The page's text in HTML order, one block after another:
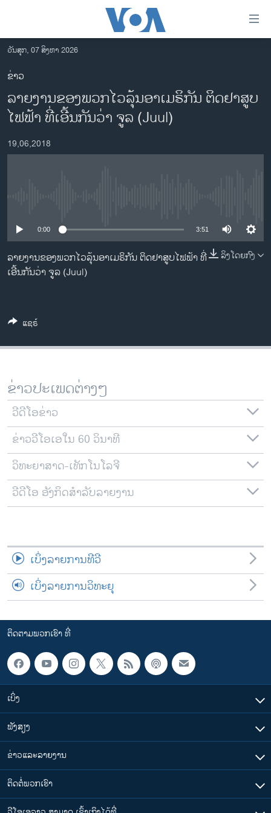
ເຂົ້າ
ຫາ
ຂ້າມ
ຂ້າມ
ຂ້າມ
ຫາ
ຊອກ
ອາເມຣິກາ
ການເລືອກຕັ້ງ ປະທານາທີບໍດີ ສະຫະລັດ 2024
ຂ່າວ​ຈີນ
ຊີວິດຊາວລາວ
ຊຸມຊົນຊາວລາວ
ວິທະຍາສາດ-ເທັກໂນໂລຈີ
ພາສາອັງກິດ
ວີດີໂອ
ລາຍການກະຈາຍສຽງ
ລາຍງານ
ຕິດຕາມພວກເຮົາ ທີ່
ພາສາຕ່າງໆ
ວັນສຸກ, 07 ສິງຫາ 2026
ຂ່າວ
ລາຍງານຂອງພວກໄວລຸ້ນອາເມຣິກັນ ຕິດຢາສູບ
ໄຟຟ້າ ທີ່ເອີ້ນກັນວ່າ ຈູລ (Juul)
19,06,2018
0:00 3:51
ລິງໂດຍກົງ
ລາຍງານຂອງພວກໄວລຸ້ນອາເມຣິກັນ ຕິດຢາສູບໄຟຟ້າ ທີ່
ເອີ້ນກັນວ່າ ຈູລ (Juul)
ແຊຣ໌
ຂ່າວປະເພດຕ່າງໆ
ວີດີໂອຂ່າວ
ຂ່າວວີໂອເອໃນ 60 ວິນາທີ
ວິທະຍາສາດ-ເທັກໂນໂລຈີ
ວີດີໂອ ອັງກິດສຳລັບລາຍງານ
ເບິ່ງລາຍການທີວີ
ເບິ່ງລາຍການວິທະຍຸ
ຕິດຕາມພວກເຮົາ ທີ່
ເບິ່ງ
ຟັງສຽງ
ຂ່າວແລະລາຍງານ
ຕິດຕໍ່ພວກເຮົາ